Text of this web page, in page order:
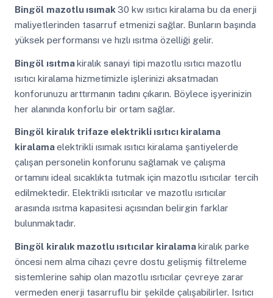
Bingöl mazotlu ısımak 30 kw ısıtıcı kiralama bu da enerji
maliyetlerinden tasarruf etmenizi sağlar. Bunların başında
yüksek performansı ve hızlı ısıtma özelliği gelir.
Bingöl ısıtmakiralık sanayi tipi mazotlu ısıtıcı mazotlu
ısıtıcı kiralama hizmetimizle işlerinizi aksatmadan
konforunuzu arttırmanın tadını çıkarın. Böylece işyerinizin
her alanında konforlu bir ortam sağlar.
Bingöl kiralık trifaze elektrikli ısıtıcı kiralama
kiralamaelektrikli ısımak ısıtıcı kiralama şantiyelerde
çalışan personelin konforunu sağlamak ve çalışma
ortamını ideal sıcaklıkta tutmak için mazotlu ısıtıcılar tercih
edilmektedir. Elektrikli ısıtıcılar ve mazotlu ısıtıcılar
arasında ısıtma kapasitesi açısından belirgin farklar
bulunmaktadır.
Bingöl kiralık mazotlu ısıtıcılar kiralamakiralık parke
öncesi nem alma cihazı çevre dostu gelişmiş filtreleme
sistemlerine sahip olan mazotlu ısıtıcılar çevreye zarar
vermeden enerji tasarruflu bir şekilde çalışabilirler. Isıtıcı